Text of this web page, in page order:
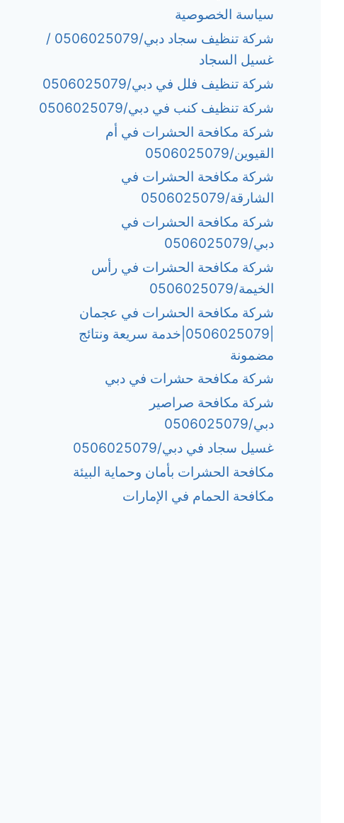
سياسة الخصوصية
شركة تنظيف سجاد دبي/0506025079 /
غسيل السجاد
شركة تنظيف فلل في دبي/0506025079
شركة تنظيف كنب في دبي/0506025079
شركة مكافحة الحشرات في أم
القيوين/0506025079
شركة مكافحة الحشرات في
الشارقة/0506025079
شركة مكافحة الحشرات في
دبي/0506025079
شركة مكافحة الحشرات في رأس
الخيمة/0506025079
شركة مكافحة الحشرات في عجمان
|0506025079|خدمة سريعة ونتائج
مضمونة
شركة مكافحة حشرات في دبي
شركة مكافحة صراصير
دبي/0506025079
غسيل سجاد في دبي/0506025079
مكافحة الحشرات بأمان وحماية البيئة
مكافحة الحمام في الإمارات